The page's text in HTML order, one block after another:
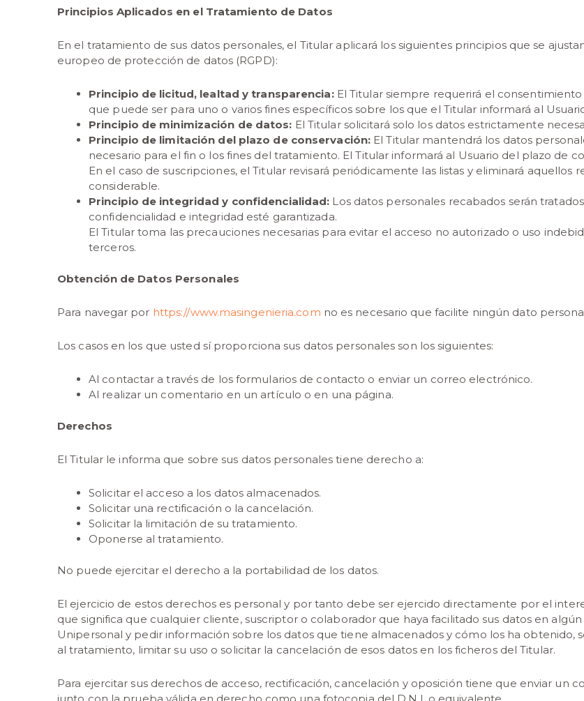
Principios Aplicados en el Tratamiento de Datos
En el tratamiento de sus datos personales, el Titular aplicará los siguientes principios que se
europeo de protección de datos (RGPD):
Principio de licitud, lealtad y transparencia:El Titular siempre requerirá el
que puede ser para uno o varios fines específicos sobre los que el Titular informará al
Principio de minimización de datos: El Titular solicitará solo los datos estrictamente
Principio de limitación del plazo de conservación: El Titular mantendrá los datos
necesario para el fin o los fines del tratamiento. El Titular informará al Usuario del plazo de
En el caso de suscripciones, el Titular revisará periódicamente las listas y eliminará aquellos
considerable.
Principio de integridad y confidencialidad: Los datos personales recabados serán
confidencialidad e integridad esté garantizada.
El Titular toma las precauciones necesarias para evitar el acceso no autorizado o uso
terceros.
Obtención de Datos Personales
Para navegar por https://www.masingenieria.com no es necesario que facilite ningún dato
Los casos en los que usted sí proporciona sus datos personales son los siguientes:
Al contactar a través de los formularios de contacto o enviar un correo electrónico.
Al realizar un comentario en un artículo o en una página.
Derechos
El Titular le informa que sobre sus datos personales tiene derecho a:
Solicitar el acceso a los datos almacenados.
Solicitar una rectificación o la cancelación.
Solicitar la limitación de su tratamiento.
Oponerse al tratamiento.
No puede ejercitar el derecho a la portabilidad de los datos.
El ejercicio de estos derechos es personal y por tanto debe ser ejercido directamente por el
que significa que cualquier cliente, suscriptor o colaborador que haya facilitado sus datos en
Unipersonal y pedir información sobre los datos que tiene almacenados y cómo los ha obtenido,
al tratamiento, limitar su uso o solicitar la cancelación de esos datos en los ficheros del Titular.
Para ejercitar sus derechos de acceso, rectificación, cancelación y oposición tiene que enviar un